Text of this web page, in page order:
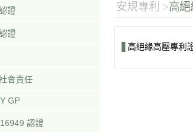
證
證
會責任
GP
認證
安規專利 >高
高絕緣高壓專利